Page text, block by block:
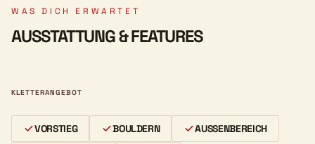
WAS DICH ERWARTET
AUSSTATTUNG & FEATURES
KLETTERANGEBOT
VORSTIEG BOULDERN AUSSENBEREICH